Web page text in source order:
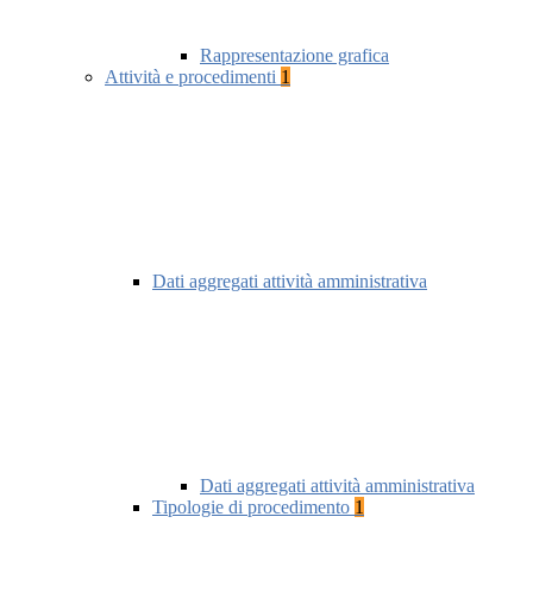
Rappresentazione grafica
Attività e procedimenti 1
Dati aggregati attività amministrativa
Dati aggregati attività amministrativa
Tipologie di procedimento 1